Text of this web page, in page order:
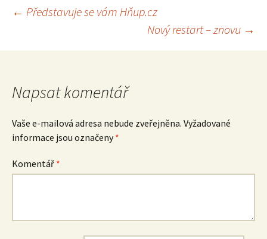
Navigace
pro
příspěvek
← Představuje se vám Hňup.cz
Nový restart – znovu →
Napsat komentář
Vaše e-mailová adresa nebude zveřejněna. Vyžadované
informace jsou označeny*
Komentář *